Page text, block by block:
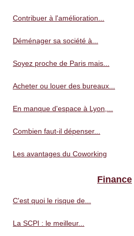
Contribuer à l'amélioration...
Déménager sa société à...
Soyez proche de Paris mais...
Acheter ou louer des bureaux...
En manque d'espace à Lyon,...
Combien faut-il dépenser...
Les avantages du Coworking
Finance
C'est quoi le risque de...
La SCPI : le meilleur...